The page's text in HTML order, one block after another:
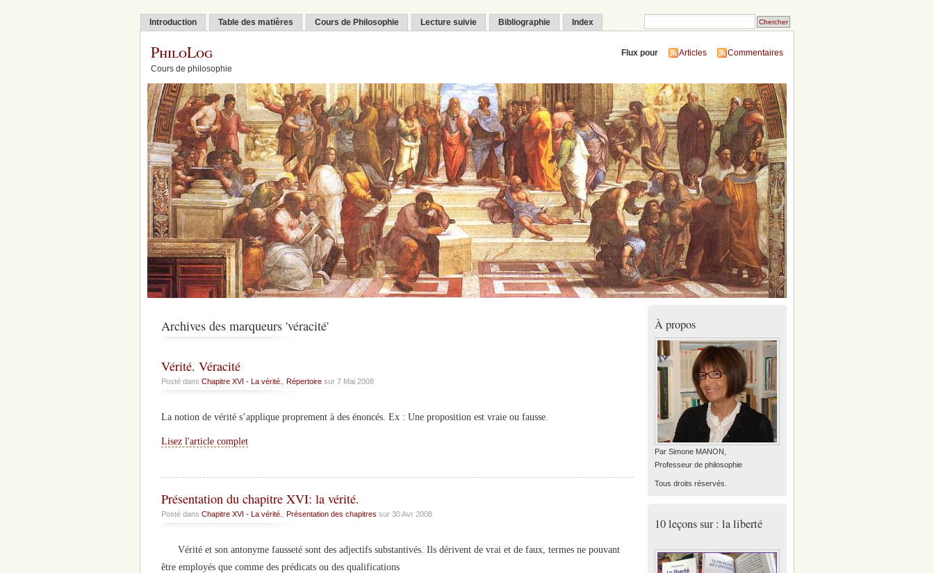
Introduction Table des matières Cours de Philosophie Lecture suivie Bibliographie Index
PhiloLog
Cours de philosophie
Flux pour Articles Commentaires
Archives des marqueurs 'véracité'
Vérité. Véracité
Posté dans Chapitre XVI - La vérité., Répertoire sur 7 Mai 2008
La notion de vérité s’applique proprement à des énoncés. Ex : Une proposition est vraie ou fausse.
Lisez l'article complet
Présentation du chapitre XVI: la vérité.
Posté dans Chapitre XVI - La vérité. Présentation des chapitres sur 30 Avr 2008
Vérité et son antonyme fausseté sont des adjectifs substantivés. Ils dérivent de vrai et de faux, termes ne pouvant
être employés que comme des prédicats ou des qualifications
À propos
Par Simone MANON,
Professeur de philosophie
Tous droits réservés.
10 leçons sur : la liberté